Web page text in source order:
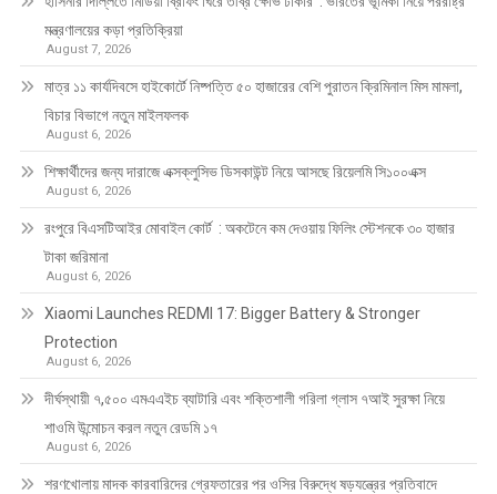
মন্ত্রণালয়ের কড়া প্রতিক্রিয়া
August 7, 2026
মাত্র ১১ কার্যদিবসে হাইকোর্টে নিষ্পত্তি ৫০ হাজারের বেশি পুরাতন ক্রিমিনাল মিস মামলা,
বিচার বিভাগে নতুন মাইলফলক
August 6, 2026
শিক্ষার্থীদের জন্য দারাজে এক্সক্লুসিভ ডিসকাউন্ট নিয়ে আসছে রিয়েলমি সি১০০এক্স
August 6, 2026
রংপুরে বিএসটিআইর মোবাইল কোর্ট : অকটেনে কম দেওয়ায় ফিলিং স্টেশনকে ৩০ হাজার
টাকা জরিমানা
August 6, 2026
Xiaomi Launches REDMI 17: Bigger Battery & Stronger
Protection
August 6, 2026
দীর্ঘস্থায়ী ৭,৫০০ এমএএইচ ব্যাটারি এবং শক্তিশালী গরিলা গ্লাস ৭আই সুরক্ষা নিয়ে
শাওমি উন্মোচন করল নতুন রেডমি ১৭
August 6, 2026
শরণখোলায় মাদক কারবারিদের গ্রেফতারের পর ওসির বিরুদ্ধে ষড়যন্ত্রের প্রতিবাদে